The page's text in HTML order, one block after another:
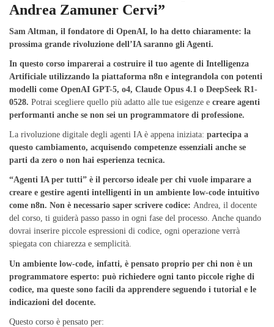
Andrea Zamuner Cervi”
Sam Altman, il fondatore di OpenAI, lo ha detto chiaramente: la
prossima grande rivoluzione dell’IA saranno gli Agenti.
In questo corso imparerai a costruire il tuo agente di Intelligenza
Artificiale utilizzando la piattaforma n8n e integrandola con potenti
modelli come OpenAI GPT-5, o4, Claude Opus 4.1 o DeepSeek R1-
0528. Potrai scegliere quello più adatto alle tue esigenze e creare agenti
performanti anche se non sei un programmatore di professione.
La rivoluzione digitale degli agenti IA è appena iniziata: partecipa a
questo cambiamento, acquisendo competenze essenziali anche se
parti da zero o non hai esperienza tecnica.
“Agenti IA per tutti” è il percorso ideale per chi vuole imparare a
creare e gestire agenti intelligenti in un ambiente low-code intuitivo
come n8n. Non è necessario saper scrivere codice: Andrea, il docente
del corso, ti guiderà passo passo in ogni fase del processo. Anche quando
dovrai inserire piccole espressioni di codice, ogni operazione verrà
spiegata con chiarezza e semplicità.
Un ambiente low-code, infatti, è pensato proprio per chi non è un
programmatore esperto: può richiedere ogni tanto piccole righe di
codice, ma queste sono facili da apprendere seguendo i tutorial e le
indicazioni del docente.
Questo corso è pensato per: